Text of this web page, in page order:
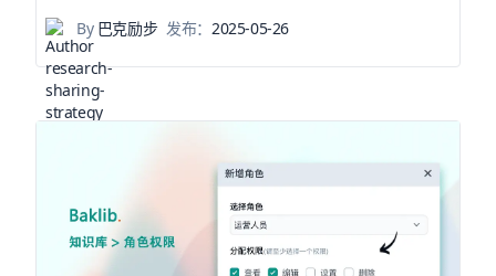
By巴克励步 发布：2025-05-26